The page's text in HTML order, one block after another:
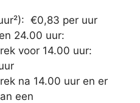
€0,83 per uur
24.00 uur:
voor 14.00 uur:
na 14.00 uur en er
een